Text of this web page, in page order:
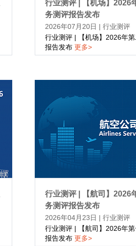
行业测评 | 【机场】2026
务测评报告发布
2026年07月20日 | 行业测评
行业测评 | 【机场】2026年
报告发布 更多>
行业测评 | 【航司】2026
务测评报告发布
2026年04月23日 | 行业测评
行业测评 | 【航司】2026年
报告发布 更多>